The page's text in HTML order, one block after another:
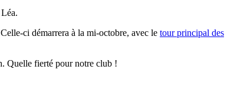
ci démarrera à la mi-octobre, avec le tour principal des
Quelle fierté pour notre club !